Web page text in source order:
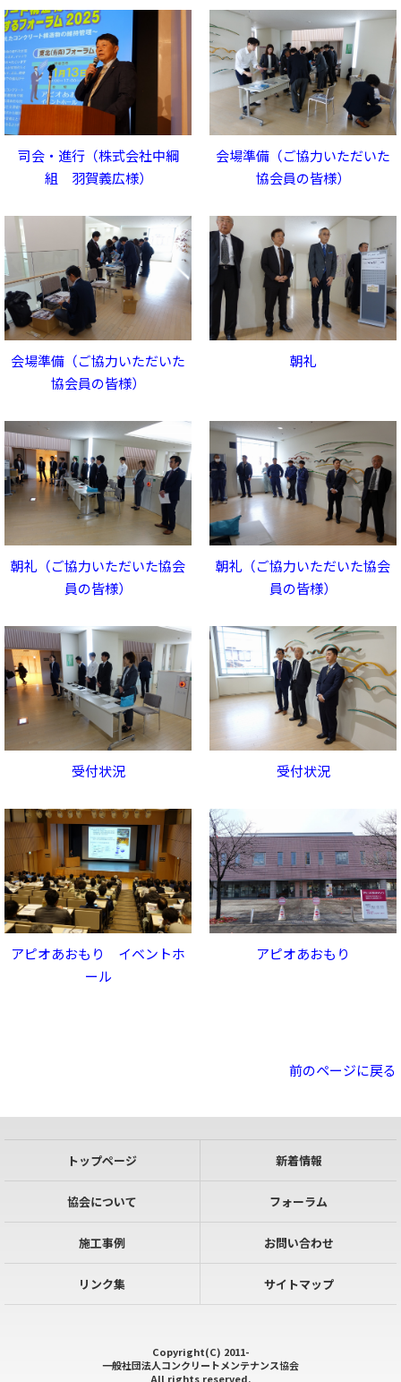
司会・進行（株式会社中綱
組 羽賀義広様）
会場準備（ご協力いただいた
協会員の皆様）
会場準備（ご協力いただいた
協会員の皆様）
朝礼
朝礼（ご協力いただいた協会
員の皆様）
朝礼（ご協力いただいた協会
員の皆様）
受付状況 受付状況
アピオあおもり イベントホ
ール
アピオあおもり
前のページに戻る
トップページ 新着情報
協会について フォーラム
施工事例 お問い合わせ
リンク集 サイトマップ
Copyright(C) 2011-
一般社団法人コンクリートメンテナンス協会
All rights reserved.